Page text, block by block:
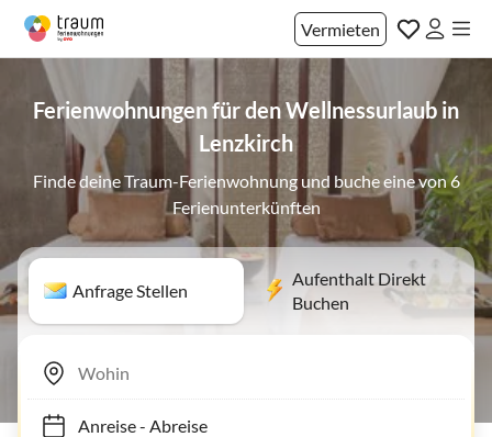
Vermieten
Ferienwohnungen für den Wellnessurlaub in
Lenzkirch
Finde deine Traum-Ferienwohnung und buche eine von 6
Ferienunterkünften
Anfrage Stellen
Aufenthalt Direkt
Buchen
Anreise- Abreise